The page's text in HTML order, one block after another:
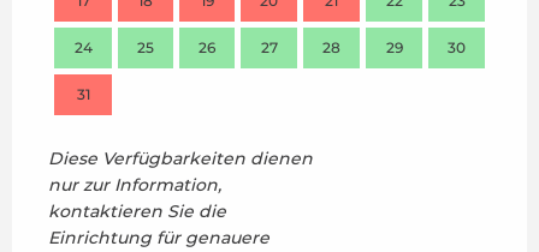
24 25 26 27 28 29 30
31
Diese Verfügbarkeiten dienen
nur zur Information,
kontaktieren Sie die
Einrichtung für genauere